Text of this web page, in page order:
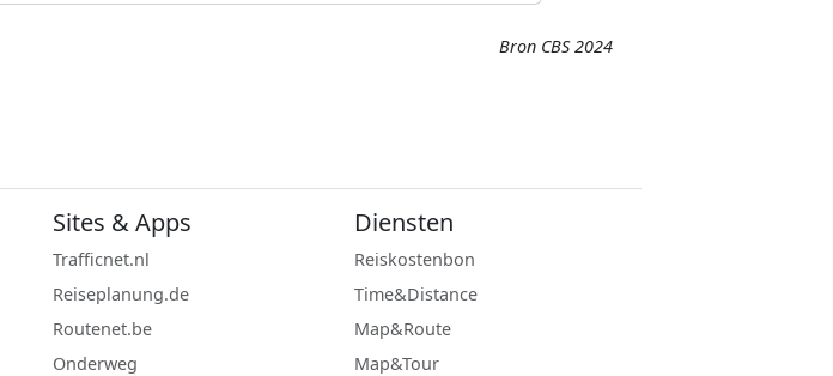
Bron CBS 2024
Sites & Apps
Trafficnet.nl
Reiseplanung.de
Routenet.be
Onderweg
Diensten
Reiskostenbon
Time&Distance
Map&Route
Map&Tour